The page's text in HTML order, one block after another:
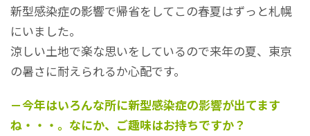
新型感染症の影響で帰省をしてこの春夏はずっと札幌
にいました。
涼しい土地で楽な思いをしているので来年の夏、東京
の暑さに耐えられるか心配です。
－今年はいろんな所に新型感染症の影響が出てます
ね・・・。なにか、ご趣味はお持ちですか？